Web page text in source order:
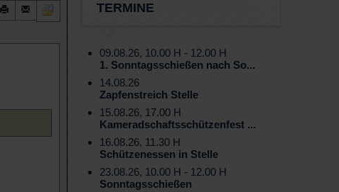
TERMINE
09.08.26, 10.00 H - 12.00 H
1. Sonntagsschießen nach So...
14.08.26
Zapfenstreich Stelle
15.08.26, 17.00 H
Kameradschaftsschützenfest ...
16.08.26, 11.30 H
Schützenessen in Stelle
23.08.26, 10.00 H - 12.00 H
Sonntagsschießen